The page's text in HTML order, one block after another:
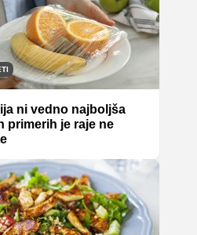
ni vedno najboljša
primerih je raje ne